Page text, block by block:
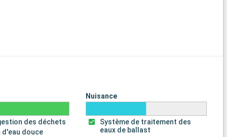
des déchets
douce
Nuisance
Système de traitement des
eaux de ballast